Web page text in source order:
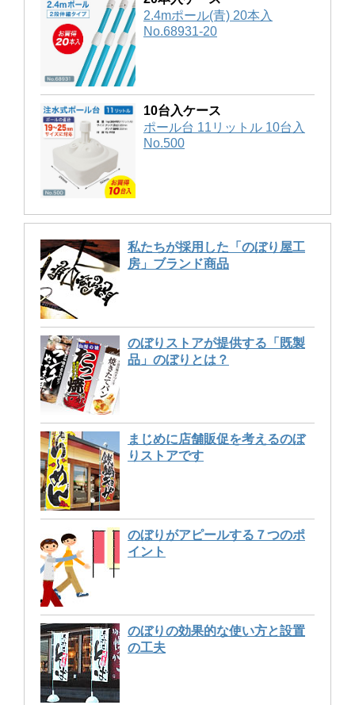
2.4mポール(青) 20本入
No.68931-20
10台入ケース
ポール台 11リットル 10台入
No.500
私たちが採用した「のぼり屋工
房」ブランド商品
のぼりストアが提供する「既製
品」のぼりとは？
まじめに店舗販促を考えるのぼ
りストアです
のぼりがアピールする７つのポ
イント
のぼりの効果的な使い方と設置
の工夫